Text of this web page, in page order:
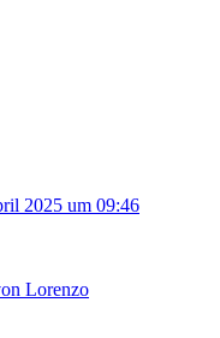
2025 um 09:46
Lorenzo